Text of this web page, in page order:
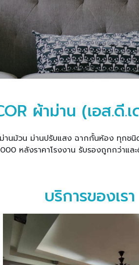
ผ้าม่าน (เอส.ดี.
านม้วน ม่านปรับแสง ฉากกั้นห้อง ทุก
หลังราคาโรงงาน รับรองถูกกว่าแล
บริการของเรา